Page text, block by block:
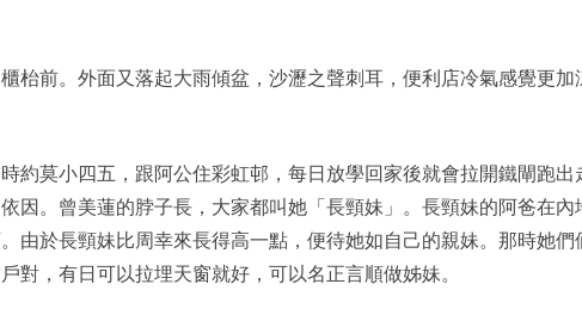
枱前。外面又落起大雨傾盆，沙瀝之聲刺耳，便利店冷氣感覺更加
約莫小四五，跟阿公住彩虹邨，每日放學回家後就會拉開鐵閘跑出
因。曾美蓮的脖子長，大家都叫她「長頸妹」。長頸妹的阿爸在內
由於長頸妹比周幸來長得高一點，便待她如自己的親妹。那時她們
，有日可以拉埋天窗就好，可以名正言順做姊妹。